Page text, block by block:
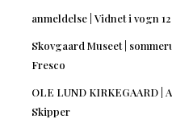
anmeldelse | Vidnet i vogn
Skovgaard Museet |
Fresco
OLE LUND KIRKEGAARD |
Skipper